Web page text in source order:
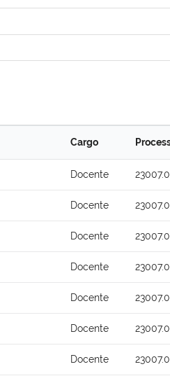
Cargo
Docente
Docente
Docente
Docente
Docente
Docente
Docente